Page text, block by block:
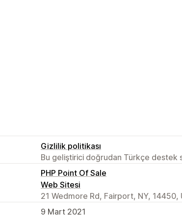
Gizlilik politikası
Bu geliştirici doğrudan Türkçe destek
PHP Point Of Sale
Web Sitesi
21 Wedmore Rd, Fairport, NY, 14450,
9 Mart 2021